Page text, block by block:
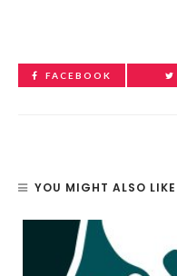
FACEBOOK
YOU MIGHT ALSO LIKE